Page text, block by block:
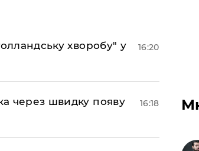
хворобу" у
16:20
через швидку появу
16:18